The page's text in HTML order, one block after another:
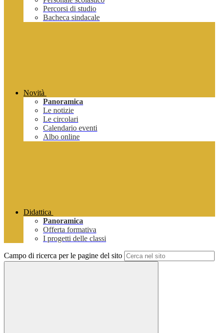
Percorsi di studio
Bacheca sindacale
Novità
Panoramica
Le notizie
Le circolari
Calendario eventi
Albo online
Didattica
Panoramica
Offerta formativa
I progetti delle classi
Campo di ricerca per le pagine del sito